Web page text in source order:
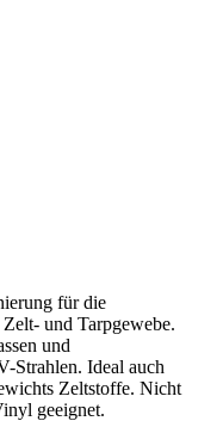
für die
und Tarpgewebe.
und
Strahlen. Ideal auch
Zeltstoffe. Nicht
Vinyl geeignet.